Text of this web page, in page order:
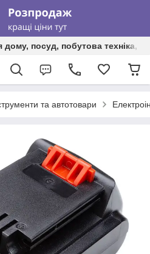
посуд, побутова техніка,
та автотовари